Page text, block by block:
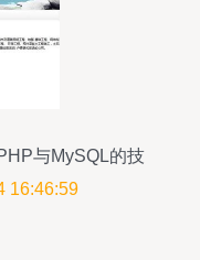
与MySQL的技
16:46:59